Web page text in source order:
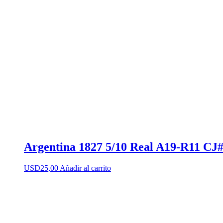
Argentina 1827 5/10 Real A19-R11
USD25,00 Añadir al carrito